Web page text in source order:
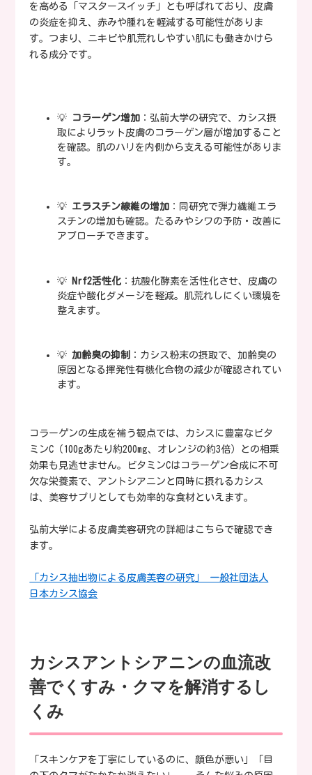
を高める「マスタースイッチ」とも呼ばれており、皮膚
の炎症を抑え、赤みや腫れを軽減する可能性がありま
す。つまり、ニキビや肌荒れしやすい肌にも働きかけら
れる成分です。
💡 コラーゲン増加 ：弘前大学の研究で、カシス摂
取によりラット皮膚のコラーゲン層が増加すること
を確認。肌のハリを内側から支える可能性がありま
す。
💡 エラスチン線維の増加 ：同研究で弾力繊維エラ
スチンの増加も確認。たるみやシワの予防・改善に
アプローチできます。
💡 Nrf2活性化 ：抗酸化酵素を活性化させ、皮膚の
炎症や酸化ダメージを軽減。肌荒れしにくい環境を
整えます。
💡加齢臭の抑制
：カシス粉末の摂取で、加齢臭の
原因となる揮発性有機化合物の減少が確認されてい
ます。
コラーゲンの生成を補う観点では、カシスに豊富なビタ
ミンC（100gあたり約200mg、オレンジの約3倍）との相乗
効果も見逃せません。ビタミンCはコラーゲン合成に不可
欠な栄養素で、アントシアニンと同時に摂れるカシス
は、美容サプリとしても効率的な食材といえます。
弘前大学による皮膚美容研究の詳細はこちらで確認でき
ます。
「カシス抽出物による皮膚美容の研究」 一般社団法人
日本カシス協会
カシスアントシアニンの血流改
善でくすみ・クマを解消するし
くみ
「スキンケアを丁寧にしているのに、顔色が悪い」「目